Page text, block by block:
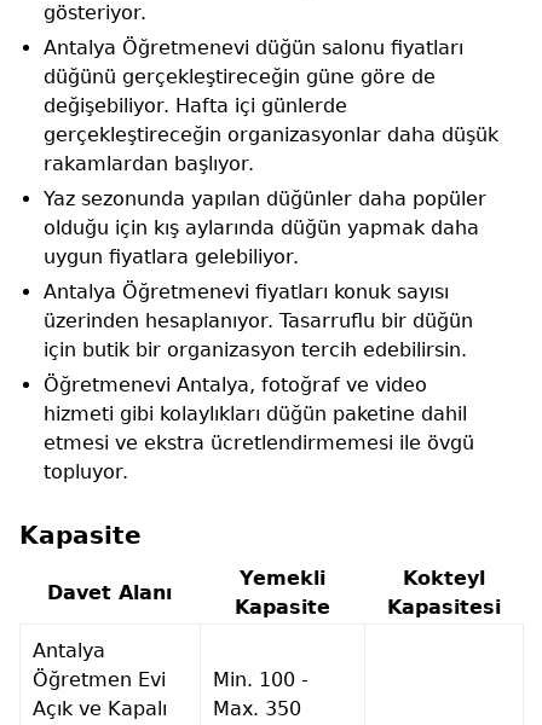
gösteriyor.
Antalya Öğretmenevi düğün salonu fiyatları
düğünü gerçekleştireceğin güne göre de
değişebiliyor. Hafta içi günlerde
gerçekleştireceğin organizasyonlar daha düşük
rakamlardan başlıyor.
Yaz sezonunda yapılan düğünler daha popüler
olduğu için kış aylarında düğün yapmak daha
uygun fiyatlara gelebiliyor.
Antalya Öğretmenevi fiyatları konuk sayısı
üzerinden hesaplanıyor. Tasarruflu bir düğün
için butik bir organizasyon tercih edebilirsin.
Öğretmenevi Antalya, fotoğraf ve video
hizmeti gibi kolaylıkları düğün paketine dahil
etmesi ve ekstra ücretlendirmemesi ile övgü
topluyor.
Kapasite
Davet Alanı
Yemekli
Kapasite
Kokteyl
Kapasitesi
Antalya
Öğretmen Evi
Açık ve Kapalı
Min. 100 -
Max. 350